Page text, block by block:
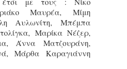
Μαυρέα, Μίμη
Αυλωνίτη, Μπέμπα
Μαρίκα Νέζερ,
Άννα Ματζουράνη,
Μάρθα Καραγιάννη